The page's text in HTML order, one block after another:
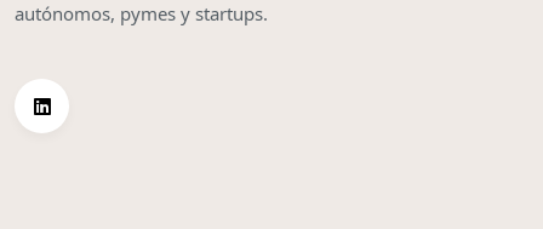
autónomos, pymes y startups.